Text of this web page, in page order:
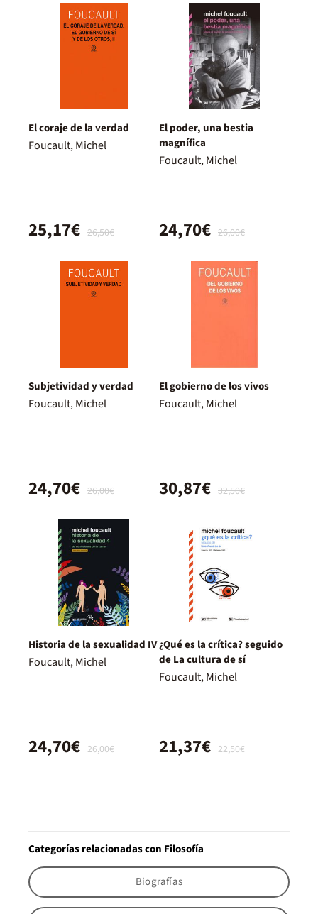
El coraje de la verdad
Foucault, Michel
26,50€
25,17€
El poder, una bestia
magnífica
Foucault, Michel
26,00€
24,70€
Subjetividad y verdad
Foucault, Michel
26,00€
24,70€
El gobierno de los vivos
Foucault, Michel
32,50€
30,87€
Historia de la sexualidad IV
Foucault, Michel
26,00€
24,70€
¿Qué es la crítica? seguido
de La cultura de sí
Foucault, Michel
22,50€
21,37€
Categorías relacionadas con Filosofía
Biografías